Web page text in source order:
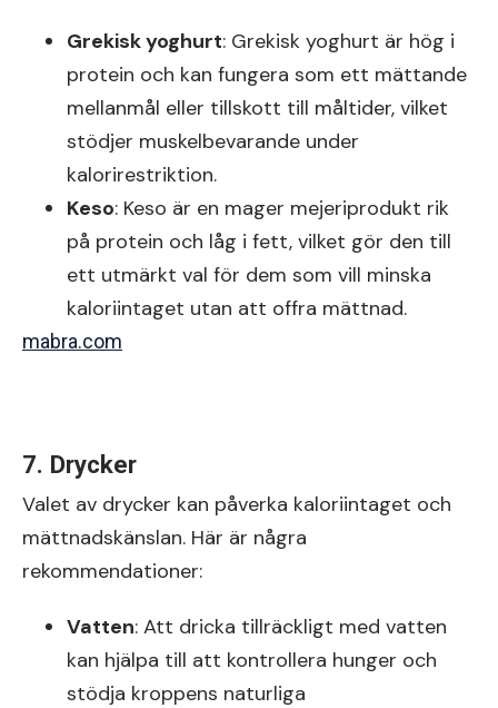
Grekisk yoghurt: Grekisk yoghurt är hög i
protein och kan fungera som ett mättande
mellanmål eller tillskott till måltider, vilket
stödjer muskelbevarande under
kalorirestriktion.
Keso: Keso är en mager mejeriprodukt rik
på protein och låg i fett, vilket gör den till
ett utmärkt val för dem som vill minska
kaloriintaget utan att offra mättnad.
mabra.com
7. Drycker
Valet av drycker kan påverka kaloriintaget och
mättnadskänslan. Här är några
rekommendationer:
Vatten: Att dricka tillräckligt med vatten
kan hjälpa till att kontrollera hunger och
stödja kroppens naturliga